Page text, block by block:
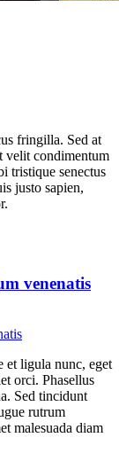
fringilla. Sed at
velit condimentum
tristique senectus
justo sapien,
venenatis
et ligula nunc, eget
orci. Phasellus
Sed tincidunt
rutrum
malesuada diam